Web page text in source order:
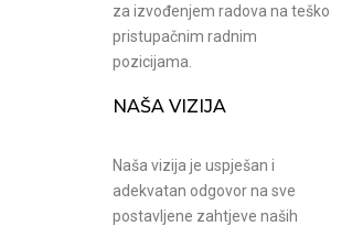
za izvođenjem radova na teško
pristupačnim radnim
pozicijama.
NAŠA VIZIJA
Naša vizija je uspješan i
adekvatan odgovor na sve
postavljene zahtjeve naših